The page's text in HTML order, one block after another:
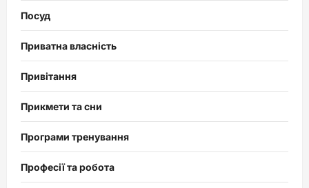
Посуд
Приватна власність
Привітання
Прикмети та сни
Програми тренування
Професії та робота